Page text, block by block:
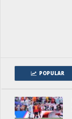
POPULAR